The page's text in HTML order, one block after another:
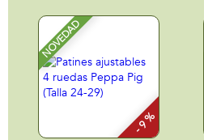
NOVEDAD
- 9 %